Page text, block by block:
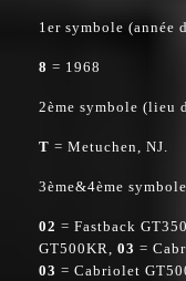
1er symbole (année
8 = 1968
2ème symbole (lieu
T = Metuchen, NJ.
3ème&4ème
02 = Fastback
GT500KR, 03 =
03 = Cabriolet